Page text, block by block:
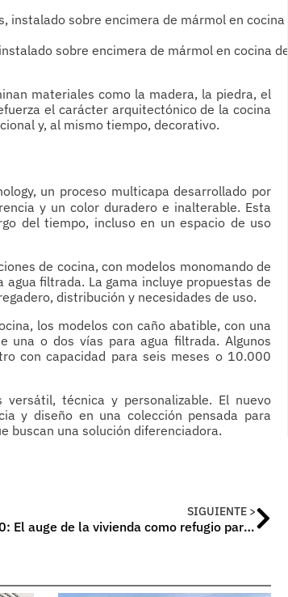
sobre encimera de mármol en cocina de
materiales como la madera, la piedra, el
el carácter arquitectónico de la cocina
y, al mismo tiempo, decorativo.
un proceso multicapa desarrollado por
y un color duradero e inalterable. Esta
del tiempo, incluso en un espacio de uso
de cocina, con modelos monomando de
filtrada. La gama incluye propuestas de
distribución y necesidades de uso.
los modelos con caño abatible, con una
o dos vías para agua filtrada. Algunos
con capacidad para seis meses o 10.000
técnica y personalizable. El nuevo
y diseño en una colección pensada para
buscan una solución diferenciadora.
SIGUIENTE >
Inversión 3.0: El auge de la vivienda como refugio para las criptomonedas en España